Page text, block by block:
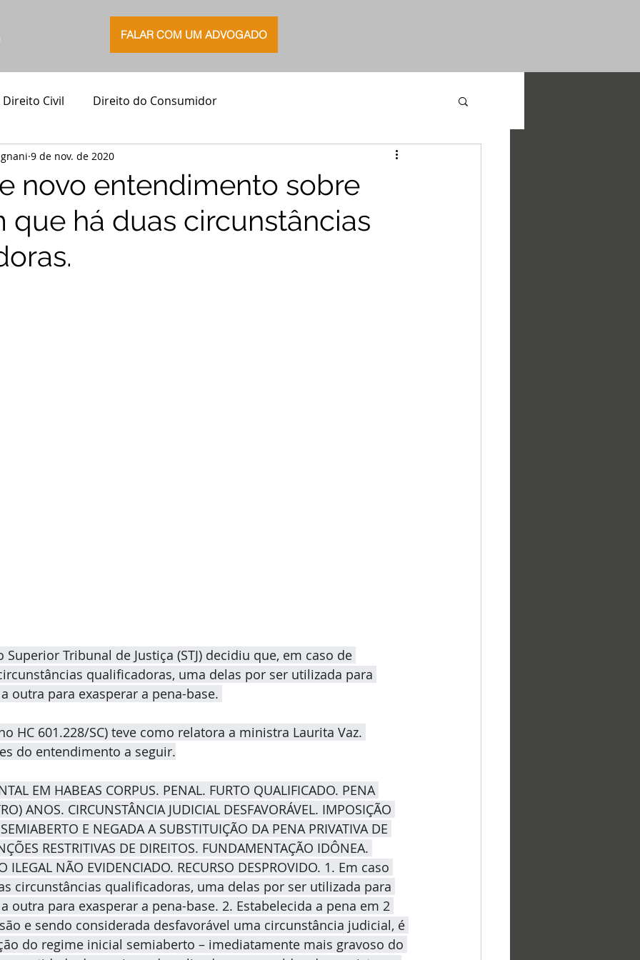
FALAR COM UM ADVOGADO
Direito Civil Direito do Consumidor
novo entendimento sobre
que há duas circunstâncias
9 de nov. de 2020
Superior Tribunal de Justiça (STJ) decidiu que, em caso de
qualificadoras, uma delas por ser utilizada para
outra para exasperar a pena-base.
HC 601.228/SC) teve como relatora a ministra Laurita Vaz.
do entendimento a seguir.
EM HABEAS CORPUS. PENAL. FURTO QUALIFICADO. PENA
ANOS. CIRCUNSTÂNCIA JUDICIAL DESFAVORÁVEL. IMPOSIÇÃO
E NEGADA A SUBSTITUIÇÃO DA PENA PRIVATIVA DE
RESTRITIVAS DE DIREITOS. FUNDAMENTAÇÃO IDÔNEA.
ILEGAL NÃO EVIDENCIADO. RECURSO DESPROVIDO. 1. Em caso
circunstâncias qualificadoras, uma delas por ser utilizada para
outra para exasperar a pena-base. 2. Estabelecida a pena em 2
e sendo considerada desfavorável uma circunstância judicial, é
do regime inicial semiaberto – imediatamente mais gravoso do